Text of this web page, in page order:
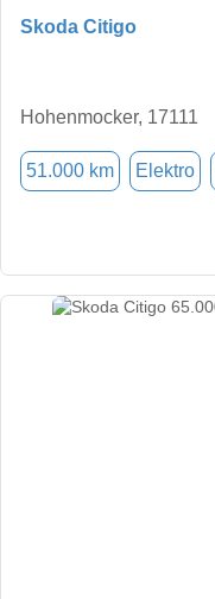
Skoda Citigo
Hohenmocker, 17111
51.000 km Elektro